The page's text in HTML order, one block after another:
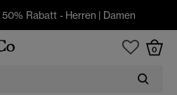
50% Rabatt - Herren | Damen
0